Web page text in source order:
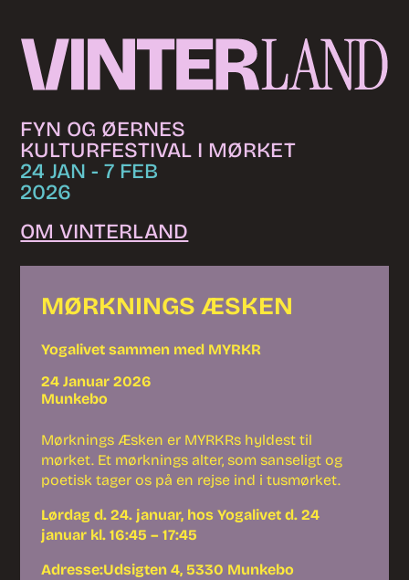
FYN OG ØERNES
KULTURFESTIVAL I MØRKET
24 JAN - 7 FEB
2026
OM VINTERLAND
MØRKNINGS ÆSKEN
Yogalivet sammen med MYRKR
24 Januar 2026
Munkebo
Mørknings Æsken er MYRKRs hyldest til
mørket. Et mørknings alter, som sanseligt og
poetisk tager os på en rejse ind i tusmørket.
Lørdag d. 24. januar, hos Yogalivet d. 24
januar kl. 16:45 – 17:45
Adresse:Udsigten 4, 5330 Munkebo